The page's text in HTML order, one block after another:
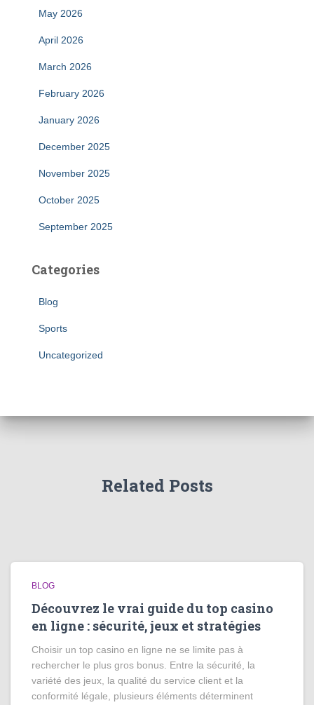
May 2026
April 2026
March 2026
February 2026
January 2026
December 2025
November 2025
October 2025
September 2025
Categories
Blog
Sports
Uncategorized
Related Posts
BLOG
Découvrez le vrai guide du top casino
en ligne : sécurité, jeux et stratégies
Choisir un top casino en ligne ne se limite pas à
rechercher le plus gros bonus. Entre la sécurité, la
variété des jeux, la qualité du service client et la
conformité légale, plusieurs éléments déterminent